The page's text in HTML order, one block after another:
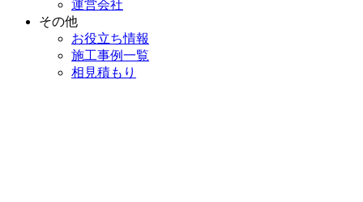
運営会社
その他
お役立ち情報
施工事例一覧
相見積もり